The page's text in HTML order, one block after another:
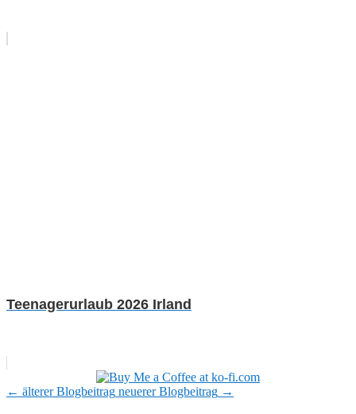
Teenagerurlaub 2026 Irland
← älterer Blogbeitrag neuerer Blogbeitrag →